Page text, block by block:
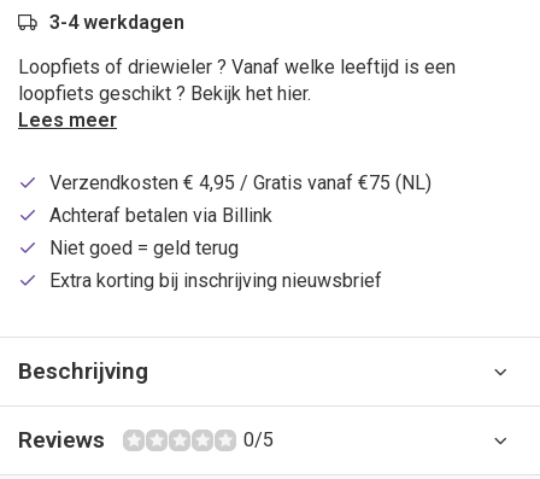
3-4 werkdagen
Loopfiets of driewieler ? Vanaf welke leeftijd is een
loopfiets geschikt ? Bekijk het hier.
Lees meer
Verzendkosten € 4,95 / Gratis vanaf €75 (NL)
Achteraf betalen via Billink
Niet goed = geld terug
Extra korting bij inschrijving nieuwsbrief
Beschrijving
Reviews 0/5